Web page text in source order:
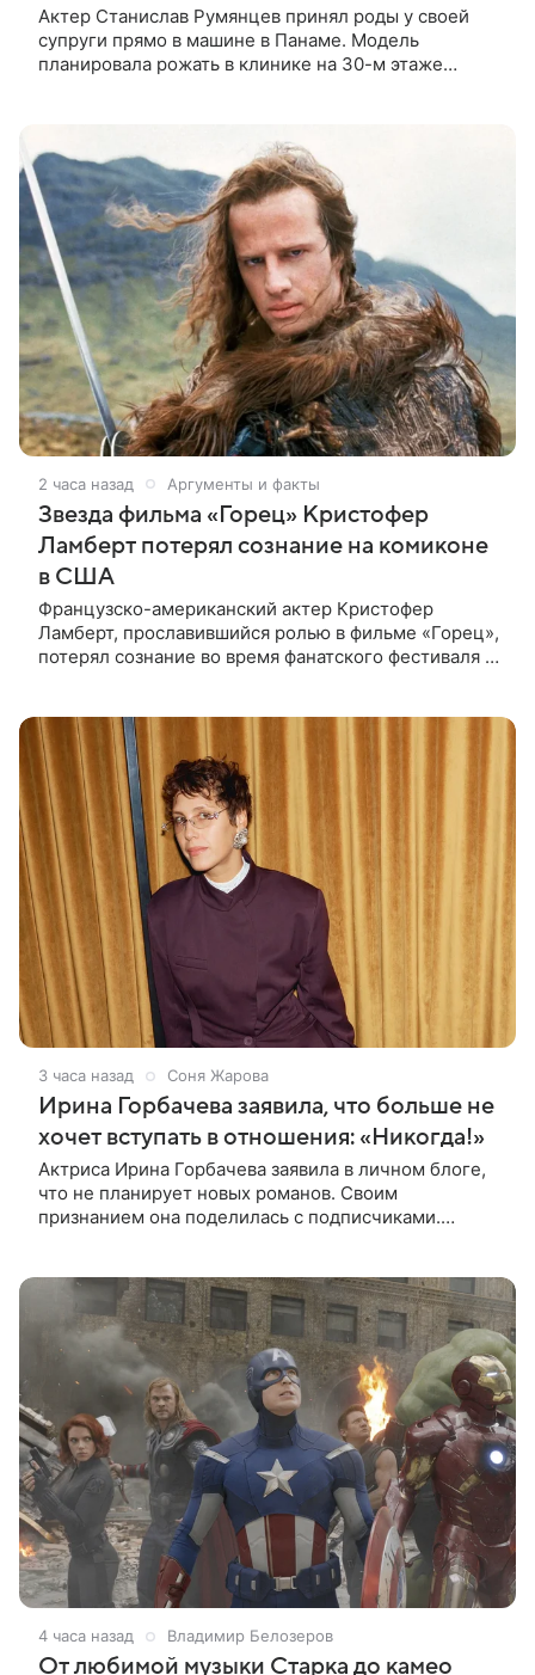
Актер Станислав Румянцев принял роды у своей
супруги прямо в машине в Панаме. Модель
планировала рожать в клинике на 30-м этаже
2 часа назад Аргументы и факты
Звезда фильма «Горец» Кристофер
Ламберт потерял сознание на комиконе
в США
Французско-американский актер Кристофер
Ламберт, прославившийся ролью в фильме «Горец»,
потерял сознание во время фанатского фестиваля в
3 часа назад Соня Жарова
Ирина Горбачева заявила, что больше не
хочет вступать в отношения: «Никогда!»
Актриса Ирина Горбачева заявила в личном блоге,
что не планирует новых романов. Своим
признанием она поделилась с подписчиками.
4 часа назад Владимир Белозеров
От любимой музыки Старка до камео